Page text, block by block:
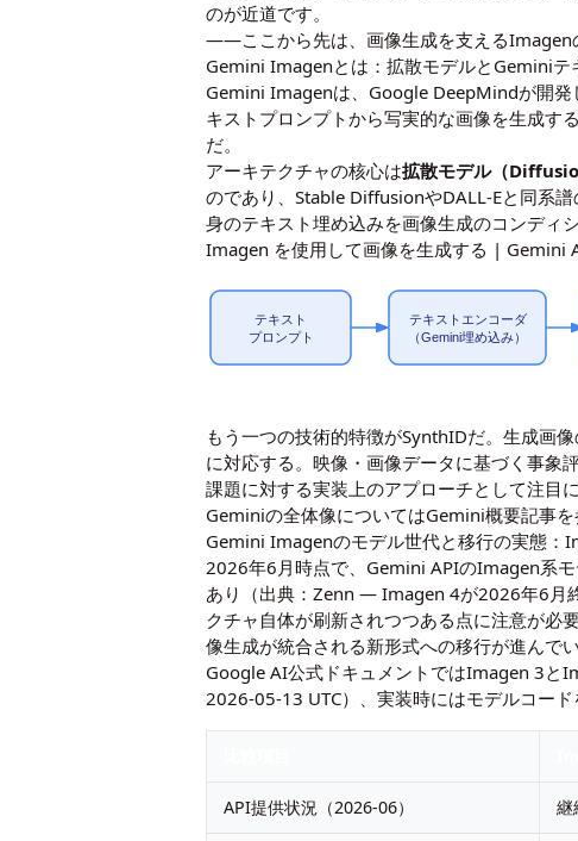
のが近道です。
――ここから先は、画像生成を支えるImagen
Gemini Imagenとは：拡散モデルとGeminiテ
Gemini Imagenは、Google DeepMindが開発
キストプロンプトから写実的な画像を生成す
だ。
アーキテクチャの核心は拡散モデル（
のであり、Stable DiffusionやDALL-Eと同系
身のテキスト埋め込みを画像生成のコンデ
Imagen を使用して画像を生成する | Gemini
テキスト
プロンプト
テキストエンコーダ
（Gemini埋め込み）
もう一つの技術的特徴がSynthIDだ。生成画
に対応する。映像・画像データに基づく事象
課題に対する実装上のアプローチとして注目に
Geminiの全体像についてはGemini概要記事
Gemini Imagenのモデル世代と移行の実態：
2026年6月時点で、Gemini APIのImagen系
あり（出典：Zenn —Imagen 4が2026年6月
クチャ自体が刷新されつつある点に注意が必
像生成が統合される新形式への移行が進んでい
Google AI公式ドキュメントではImagen 3と
2026-05-13 UTC）、実装時にはモデルコード
API提供状況（2026-06） 継